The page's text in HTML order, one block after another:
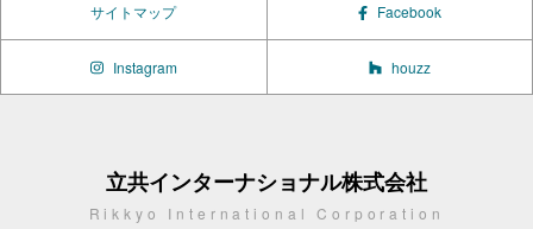
サイトマップ Facebook
Instagram houzz
立共インターナショナル株式会社
Rikkyo International Corporation